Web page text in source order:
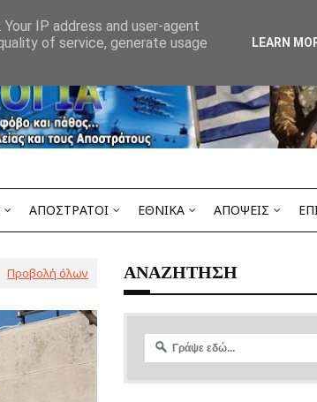
ΑΠΟΣΤΡΑΤΟΙ ΕΘΝΙΚΑ ΑΠΟΨΕΙΣ
Προβολή όλων ΑΝΑΖΗΤΗΣΗ
IP address and user-agent
of service, generate usage
LEARN